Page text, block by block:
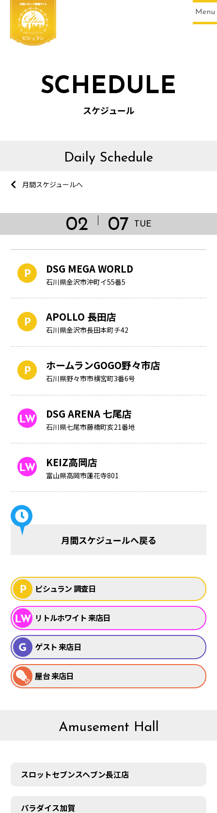
Menu
HOME
SCHEDULE
スケジュール
Daily Schedule
月間スケジュールへ
02 07 TUE
DSG MEGA WORLD
石川県金沢市沖町イ55番5
APOLLO 長田店
石川県金沢市長田本町チ42
ホームランGOGO野々市店
石川県野々市市横宮町3番6号
DSG ARENA 七尾店
石川県七尾市藤橋町亥21番地
KEIZ高岡店
富山県高岡市蓮花寺801
月間スケジュールへ戻る
ピシュラン 調査日
リトルホワイト 来店日
ゲスト 来店日
屋台 来店日
Amusement Hall
スロットセブンスヘブン長江店
パラダイス加賀